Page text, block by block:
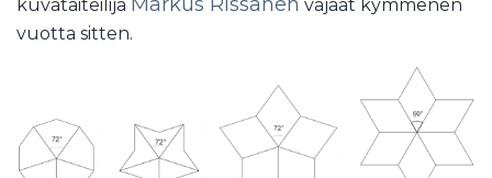
kuvataiteilija
vajaat kymmenen
vuotta sitten.